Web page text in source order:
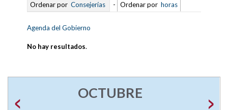
Ordenar por Consejerías - Ordenar por horas
Agenda del Gobierno
No hay resultados.
OCTUBRE